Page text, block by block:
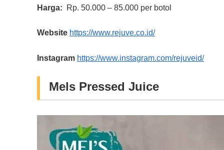
Harga: Rp. 50.000 – 85.000 per botol
Website https://www.rejuve.co.id/
Instagram https://www.instagram.com/rejuveid/
Mels Pressed Juice